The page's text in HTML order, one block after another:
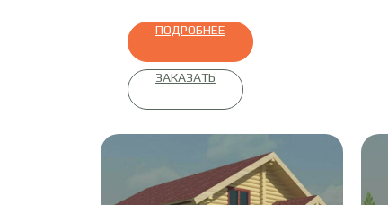
ПОДРОБНЕЕ
ЗАКАЗАТЬ